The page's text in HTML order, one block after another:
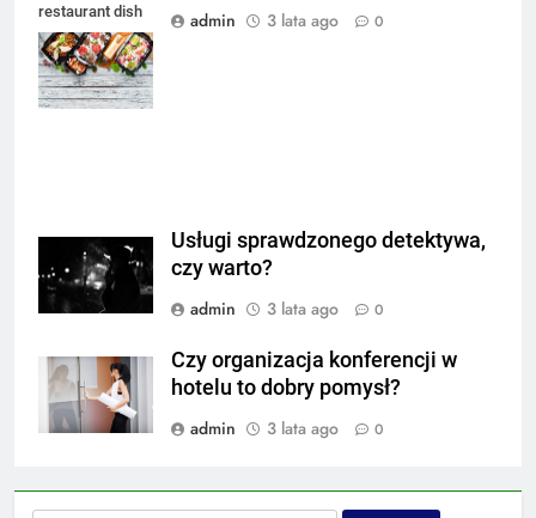
restaurant dish
delivery. Top
view. Free space
for your text.
admin
3 lata ago 0
Usługi sprawdzonego detektywa,
czy warto?
admin
3 lata ago 0
Czy organizacja konferencji w
hotelu to dobry pomysł?
admin
3 lata ago 0